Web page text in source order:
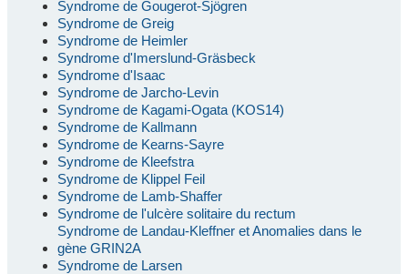
Syndrome de Gougerot-Sjögren
Syndrome de Greig
Syndrome de Heimler
Syndrome d'Imerslund-Gräsbeck
Syndrome d'Isaac
Syndrome de Jarcho-Levin
Syndrome de Kagami-Ogata (KOS14)
Syndrome de Kallmann
Syndrome de Kearns-Sayre
Syndrome de Kleefstra
Syndrome de Klippel Feil
Syndrome de Lamb-Shaffer
Syndrome de l'ulcère solitaire du rectum
Syndrome de Landau-Kleffner et Anomalies dans le
gène GRIN2A
Syndrome de Larsen